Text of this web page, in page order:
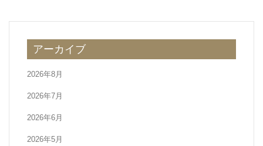
ゲ
ー
シ
ョ
ン
アーカイブ
2026年8月
2026年7月
2026年6月
2026年5月